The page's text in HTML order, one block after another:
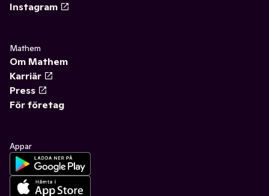
Instagram
Mathem
Om Mathem
Karriär
Press
För företag
Appar